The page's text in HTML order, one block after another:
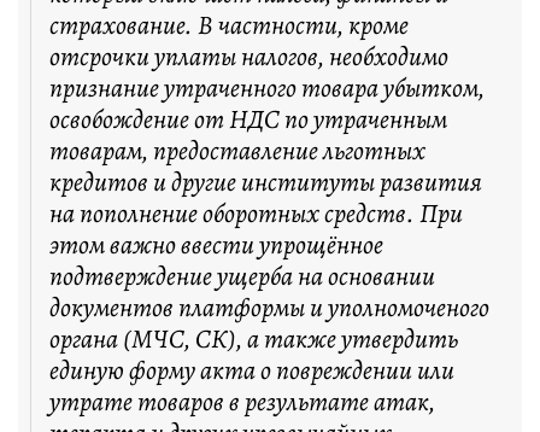
страхование. В частности, кроме
отсрочки уплаты налогов, необходимо
признание утраченного товара убытком,
освобождение от НДС по утраченным
товарам, предоставление льготных
кредитов и другие институты развития
на пополнение оборотных средств. При
этом важно ввести упрощённое
подтверждение ущерба на основании
документов платформы и уполномоченого
органа (МЧС, СК), а также утвердить
единую форму акта о повреждении или
утрате товаров в результате атак,